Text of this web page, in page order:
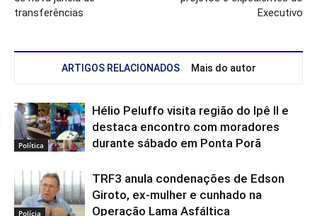
transferências
Executivo
ARTIGOS RELACIONADOS Mais do autor
Política
Hélio Peluffo visita região do Ipê II e
destaca encontro com moradores
durante sábado em Ponta Porã
Polícia
TRF3 anula condenações de Edson
Giroto, ex-mulher e cunhado na
Operação Lama Asfáltica